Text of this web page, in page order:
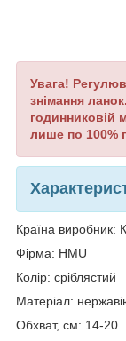
Увага!
знімання
годинниковій
лише по 100%
Країна виробник:
Фірма: HMU
Колір: сріблястий
Матеріал:
Обхват, см: 14-20